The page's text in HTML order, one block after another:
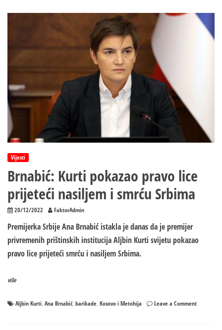
PRAVO
Sraman
Kurtijev
patrijarha
posjetio
Kosovo
Vijesti
Brnabić: Kurti pokazao pravo lice
prijeteći nasiljem i smrću Srbima
20/12/2022 FaktorAdmin
Premijerka Srbije Ana Brnabić istakla je danas da je premijer
privremenih prištinskih institucija Aljbin Kurti svijetu pokazao
pravo lice prijeteći smrću i nasiljem Srbima.
više
Aljbin Kurti Ana Brnabić, barikade Kosovo i Metohija Leave a Commenton